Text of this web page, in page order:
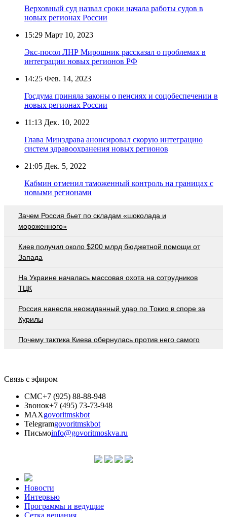
Верховный суд назвал сроки начала работы судов в
новых регионах России
15:29 Март 10, 2023
Экс-посол ЛНР Мирошник рассказал о проблемах в
интеграции новых регионов РФ
14:25 Фев. 14, 2023
Госдума приняла законы о пенсиях и соцобеспечении в
новых регионах России
11:13 Дек. 10, 2022
Глава Минздрава анонсировал скорую интеграцию
систем здравоохранения новых регионов
21:05 Дек. 5, 2022
Кабмин отменил таможенный контроль на границах с
новыми регионами
Зачем Россия бьет по складам «шоколада и
мороженного»
Киев получил около $200 млрд бюджетной помощи от
Запада
На Украине началась массовая охота на сотрудников
ТЦК
Россия нанесла неожиданный удар по Токио в споре за
Курилы
Почему тактика Киева обернулась против него самого
Связь с эфиром
СМС+7 (925) 88-88-948
Звонок+7 (495) 73-73-948
MAXgovoritmskbot
Telegramgovoritmskbot
Письмоinfo@govoritmoskva.ru
Новости
Интервью
Программы и ведущие
Сетка вещания